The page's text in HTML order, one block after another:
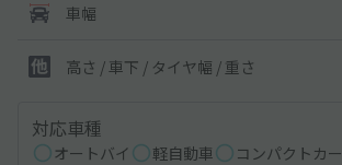
車幅
高さ / 車下 / タイヤ幅 / 重さ
対応車種
オートバイ 軽自動車 コンパクトカー